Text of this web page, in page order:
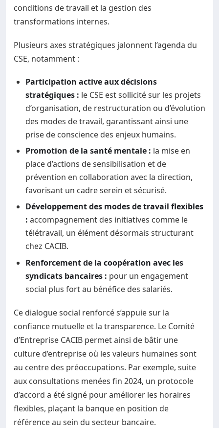
conditions de travail et la gestion des
transformations internes.
Plusieurs axes stratégiques jalonnent l’agenda du
CSE, notamment :
Participation active aux décisions
stratégiques : le CSE est sollicité sur les projets
d’organisation, de restructuration ou d’évolution
des modes de travail, garantissant ainsi une
prise de conscience des enjeux humains.
Promotion de la santé mentale : la mise en
place d’actions de sensibilisation et de
prévention en collaboration avec la direction,
favorisant un cadre serein et sécurisé.
Développement des modes de travail flexibles
: accompagnement des initiatives comme le
télétravail, un élément désormais structurant
chez CACIB.
Renforcement de la coopération avec les
syndicats bancaires : pour un engagement
social plus fort au bénéfice des salariés.
Ce dialogue social renforcé s’appuie sur la
confiance mutuelle et la transparence. Le Comité
d’Entreprise CACIB permet ainsi de bâtir une
culture d’entreprise où les valeurs humaines sont
au centre des préoccupations. Par exemple, suite
aux consultations menées fin 2024, un protocole
d’accord a été signé pour améliorer les horaires
flexibles, plaçant la banque en position de
référence au sein du secteur bancaire.